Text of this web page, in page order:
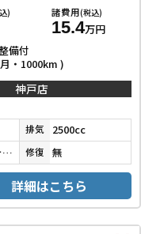
) 諸費用(税込)
15.4万円
備付
・1000km )
神戸店
排気 2500cc
プラチナクォーツメタリック 修復 無
詳細はこちら